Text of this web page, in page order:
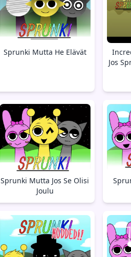
Sprunki Mutta He Elävät
Jos
Sprunki Mutta Jos Se Olisi
Joulu